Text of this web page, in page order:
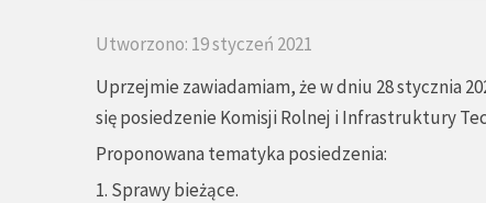
Utworzono: 19 styczeń 2021
Uprzejmie zawiadamiam, że w dniu 28 stycznia
się posiedzenie Komisji Rolnej i Infrastruktury
Proponowana tematyka posiedzenia:
1. Sprawy bieżące.